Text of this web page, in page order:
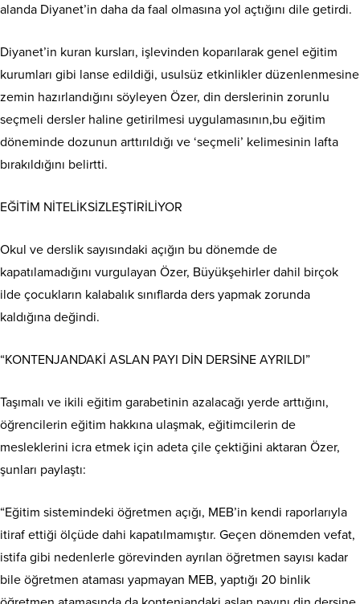
alanda Diyanet’in daha da faal olmasına yol açtığını dile getirdi.
Diyanet’in kuran kursları, işlevinden koparılarak genel eğitim
kurumları gibi lanse edildiği, usulsüz etkinlikler düzenlenmesine
zemin hazırlandığını söyleyen Özer, din derslerinin zorunlu
seçmeli dersler haline getirilmesi uygulamasının,bu eğitim
döneminde dozunun arttırıldığı ve ‘seçmeli’ kelimesinin lafta
bırakıldığını belirtti.
EĞİTİM NİTELİKSİZLEŞTİRİLİYOR
Okul ve derslik sayısındaki açığın bu dönemde de
kapatılamadığını vurgulayan Özer, Büyükşehirler dahil birçok
ilde çocukların kalabalık sınıflarda ders yapmak zorunda
kaldığına değindi.
“KONTENJANDAKİ ASLAN PAYI DİN DERSİNE AYRILDI”
Taşımalı ve ikili eğitim garabetinin azalacağı yerde arttığını,
öğrencilerin eğitim hakkına ulaşmak, eğitimcilerin de
mesleklerini icra etmek için adeta çile çektiğini aktaran Özer,
şunları paylaştı:
“Eğitim sistemindeki öğretmen açığı, MEB’in kendi raporlarıyla
itiraf ettiği ölçüde dahi kapatılmamıştır. Geçen dönemden vefat,
istifa gibi nedenlerle görevinden ayrılan öğretmen sayısı kadar
bile öğretmen ataması yapmayan MEB, yaptığı 20 binlik